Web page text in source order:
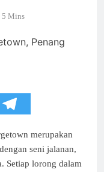
5 Mins
merupakan
seni jalanan,
Setiap lorong dalam